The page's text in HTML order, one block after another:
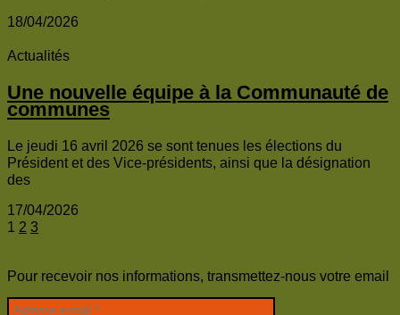
18/04/2026
Actualités
Une nouvelle équipe à la Communauté de
communes
Le jeudi 16 avril 2026 se sont tenues les élections du
Président et des Vice-présidents, ainsi que la désignation
des
17/04/2026
1 2 3
Pour recevoir nos informations, transmettez-nous votre email